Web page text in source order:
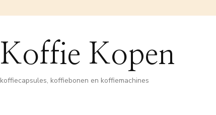
Koffie Kopen
koffiecapsules, koffiebonen en koffiemachines